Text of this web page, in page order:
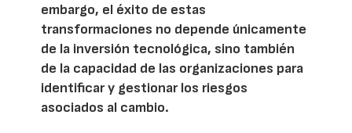
embargo, el éxito de estas
transformaciones no depende únicamente
de la inversión tecnológica, sino también
de la capacidad de las organizaciones para
identificar y gestionar los riesgos
asociados al cambio.